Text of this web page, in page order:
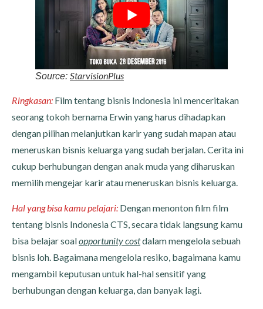
Source: StarvisionPlus
Ringkasan: Film tentang bisnis Indonesia ini menceritakan
seorang tokoh bernama Erwin yang harus dihadapkan
dengan pilihan melanjutkan karir yang sudah mapan atau
meneruskan bisnis keluarga yang sudah berjalan. Cerita ini
cukup berhubungan dengan anak muda yang diharuskan
memilih mengejar karir atau meneruskan bisnis keluarga.
Hal yang bisa kamu pelajari: Dengan menonton film film
tentang bisnis Indonesia CTS, secara tidak langsung kamu
bisa belajar soalopportunity costdalam mengelola sebuah
bisnis loh. Bagaimana mengelola resiko, bagaimana kamu
mengambil keputusan untuk hal-hal sensitif yang
berhubungan dengan keluarga, dan banyak lagi.